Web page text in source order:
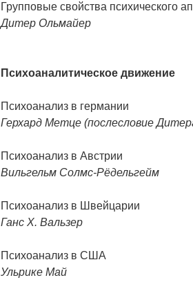
Групповые свойства психического
Дитер Ольмайер
Психоаналитическое движение
Психоанализ в германии
Герхард Метце (послесловие
Психоанализ в Австрии
Вильгельм Солмс-Рёдельгейм
Психоанализ в Швейцарии
Ганс Х. Вальзер
Психоанализ в США
Ульрике Май